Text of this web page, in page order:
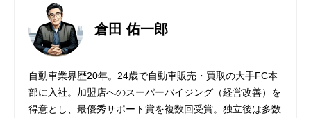
倉田 佑一郎
自動車業界歴20年。24歳で自動車販売・買取の大手FC本
部に入社。加盟店へのスーパーバイジング（経営改善）を
得意とし、最優秀サポート賞を複数回受賞。独立後は多数